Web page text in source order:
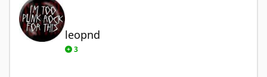
leopnd
3